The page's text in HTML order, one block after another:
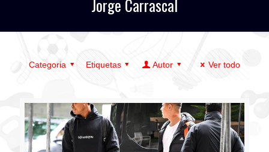
Jorge Carrascal
Categoria Etiquetas Autor Ver todo